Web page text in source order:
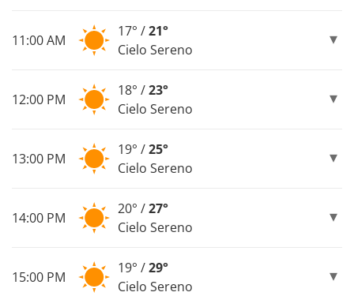
11:00 AM
17° /21°
Cielo Sereno
12:00 PM
18° /23°
Cielo Sereno
13:00 PM
19° /25°
Cielo Sereno
14:00 PM
20° /27°
Cielo Sereno
15:00 PM
19° /29°
Cielo Sereno